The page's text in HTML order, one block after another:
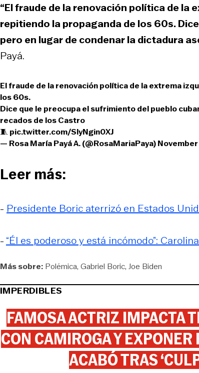
“El fraude de la renovación política de la
repitiendo la propaganda de los 60s.
pero en lugar de condenar la dictadura
Payá.
El fraude de la renovación política de la extrema
los 60s.
Dice que le preocupa el sufrimiento del pueblo
recados de los Castro
🧵 pic.twitter.com/SlyNgin0XJ
— Rosa María Payá A. (@RosaMariaPaya)
Leer más:
- Presidente Boric aterrizó en Estados
- “Él es poderoso y está incómodo”:
Más sobre: Polémica Gabriel Boric Joe Biden
IMPERDIBLES
FAMOSA ACTRIZ IMPACTA
CON CAMIROGA Y
ACABÓ TRAS